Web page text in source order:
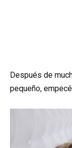
Después de
pequeño,